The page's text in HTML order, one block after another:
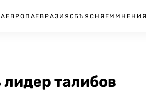
ЕВРОПА ЕВРАЗИЯ ОБЪЯСНЯЕМ МНЕНИЯ
талибов